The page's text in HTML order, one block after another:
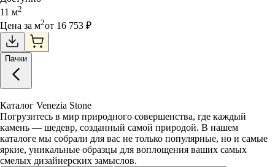
11 м2
Цена за м2от 16 753 ₽
Пачки
Каталог Venezia Stone
Погрузитесь в мир природного совершенства, где каждый
камень — шедевр, созданный самой природой. В нашем
каталоге мы собрали для вас не только популярные, но и самые
яркие, уникальные образцы для воплощения ваших самых
смелых дизайнерских замыслов.